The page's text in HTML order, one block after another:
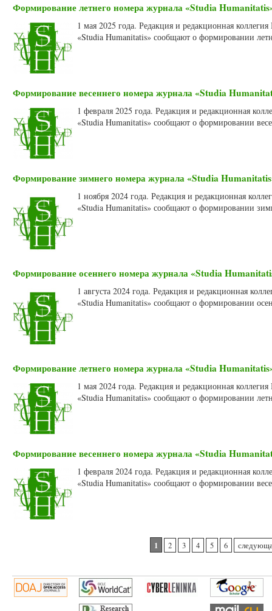
Формирование летнего номера журнала «Studia
1 мая 2025 года. Редакция и редакционная
«Studia Humanitatis» сообщают о формировании
Формирование весеннего номера журнала «Studia
1 февраля 2025 года. Редакция и редакционная
«Studia Humanitatis» сообщают о формировании
Формирование зимнего номера журнала «Studia
1 ноября 2024 года. Редакция и редакционная
«Studia Humanitatis» сообщают о формировании
Формирование осеннего номера журнала «Studia
1 августа 2024 года. Редакция и редакционная
«Studia Humanitatis» сообщают о формировании
Формирование летнего номера журнала «Studia
1 мая 2024 года. Редакция и редакционная
«Studia Humanitatis» сообщают о формировании
Формирование весеннего номера журнала «Studia
1 февраля 2024 года. Редакция и редакционная
«Studia Humanitatis» сообщают о формировании
1 2 3 4 5 6